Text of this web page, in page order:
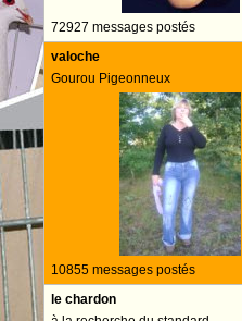
72927 messages postés
valoche
Gourou Pigeonneux
10855 messages postés
le chardon